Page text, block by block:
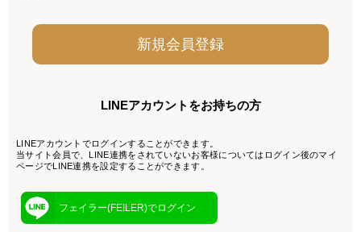
LINEアカウントをお持ちの方
LINEアカウントでログインすることができます。
当サイト会員で、LINE連携をされていないお客様についてはログイン後のマイ
ページでLINE連携を設定することができます。
フェイラー(FEILER)でログイン